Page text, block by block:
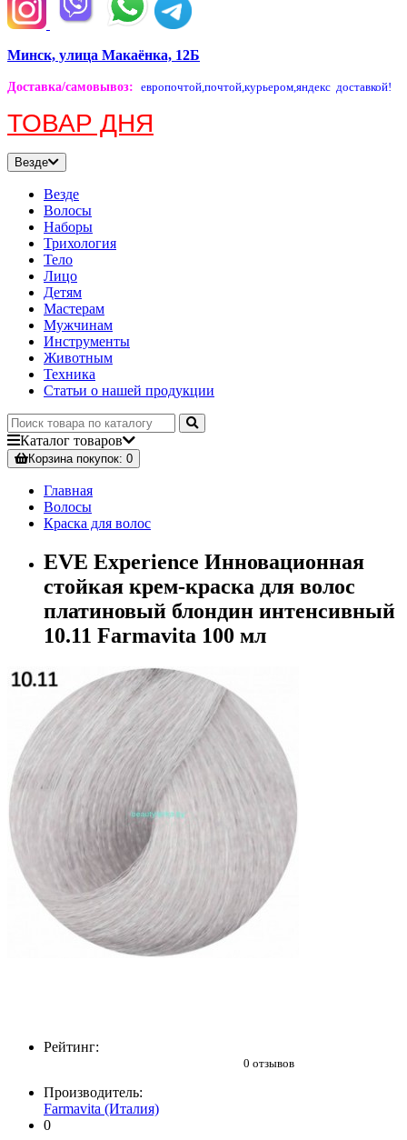
Минск, улица Макаёнка, 12Б
Доставка/самовывоз: европочтой,почтой,курьером,яндекс доставкой!
ТОВАР ДНЯ
Везде
Везде
Волосы
Наборы
Трихология
Тело
Лицо
Детям
Мастерам
Мужчинам
Инструменты
Животным
Техника
Статьи о нашей продукции
Каталог товаров
Корзинапокупок: 0
Главная
Волосы
Краска для волос
EVE Experience Инновационная
стойкая крем-краска для волос
платиновый блондин интенсивный
10.11 Farmavita 100 мл
Рейтинг:
0 отзывов
Производитель:
Farmavita (Италия)
0